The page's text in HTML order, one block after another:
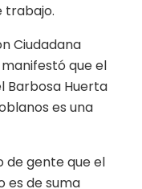
trabajo.
Ciudadana
que el
Barbosa Huerta
es una
de gente que el
es de suma